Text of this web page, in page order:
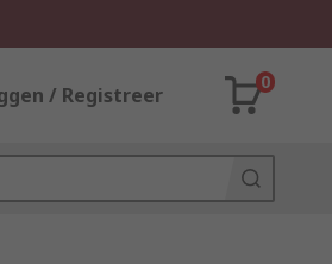
/ Registreer
0